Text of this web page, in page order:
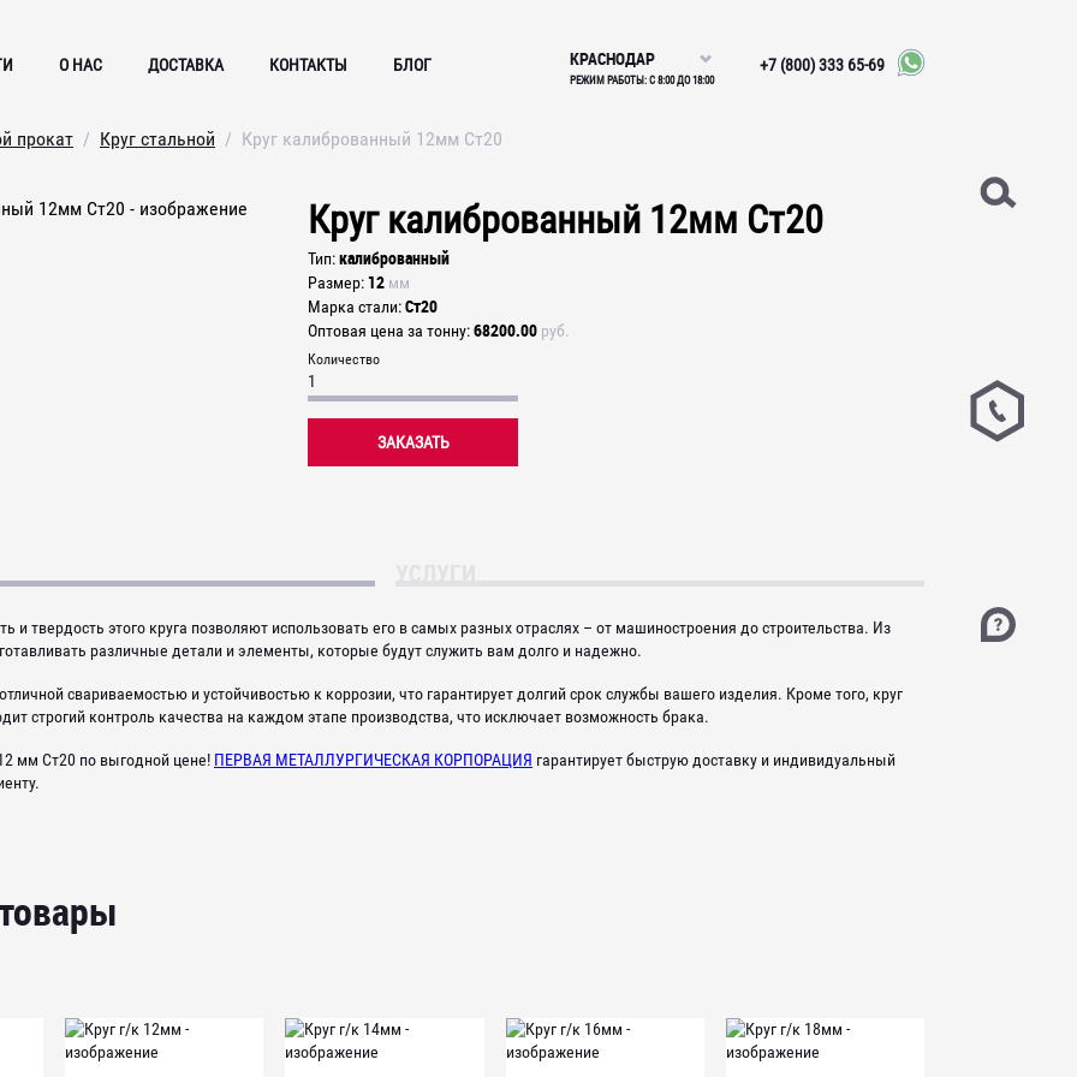
О НАС ДОСТАВКА КОНТАКТЫ БЛОГ КРАСНОДАР
РЕЖИМ РАБОТЫ: С 8:00 ДО 18:00
+7 (800) 333 65-69
прокат Круг стальной Круг калиброванный 12мм Ст20
Круг калиброванный 12мм Ст20
Тип калиброванный
Размер 12 мм
Марка стали Ст20
Оптовая цена за тонну 68200.00 руб.
Количество
ЗАКАЗАТЬ
и твердость этого круга позволяют использовать его в самых разных отраслях – от машиностроения до строительства. Из
различные детали и элементы, которые будут служить вам долго и надежно.
свариваемостью и устойчивостью к коррозии, что гарантирует долгий срок службы вашего изделия. Кроме того, круг
строгий контроль качества на каждом этапе производства, что исключает возможность брака.
мм Ст20 по выгодной цене! ПЕРВАЯ МЕТАЛЛУРГИЧЕСКАЯ КОРПОРАЦИЯ гарантирует быструю доставку и индивидуальный